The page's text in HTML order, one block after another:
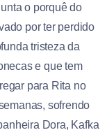
o porquê do
por ter perdido
tristeza da
e que tem
para Rita no
sofrendo
Dora, Kafka